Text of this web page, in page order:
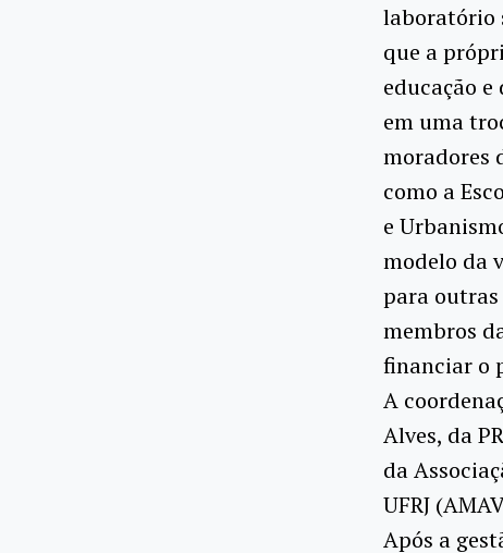
laboratório
que a
educação
em uma
moradores
como a
e
modelo da
para outras
membros
financiar o
A
Alves, da
da
UFRJ
Após a